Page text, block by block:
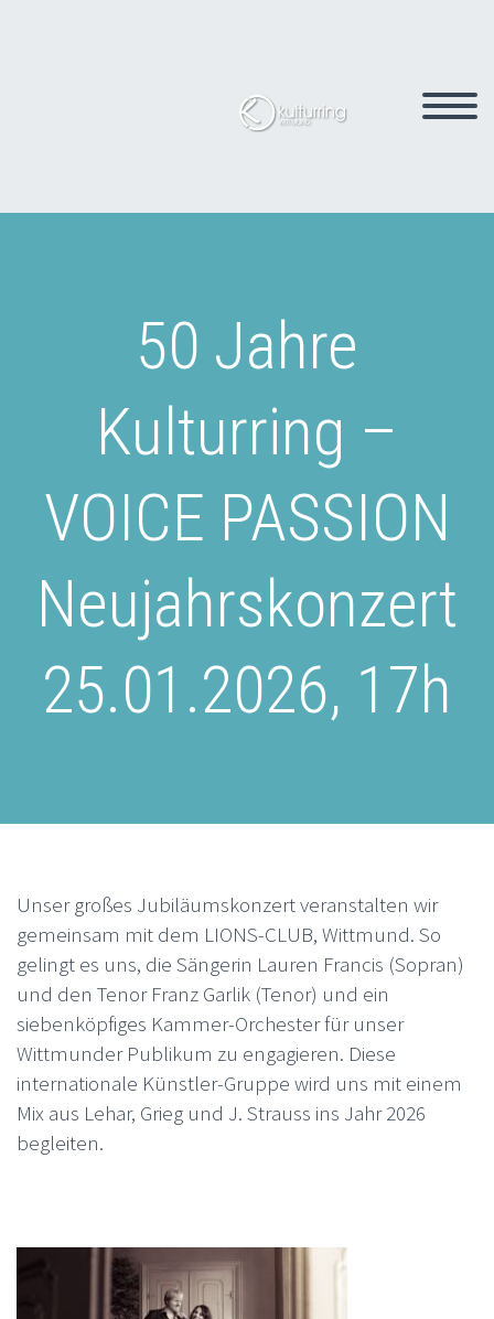
50 Jahre
Kulturring –
VOICE PASSION
Neujahrskonzert
25.01.2026, 17h
Unser großes Jubiläumskonzert veranstalten wir
gemeinsam mit dem LIONS-CLUB, Wittmund. So
gelingt es uns, die Sängerin Lauren Francis (Sopran)
und den Tenor Franz Garlik (Tenor) und ein
siebenköpfiges Kammer-Orchester für unser
Wittmunder Publikum zu engagieren. Diese
internationale Künstler-Gruppe wird uns mit einem
Mix aus Lehar, Grieg und J. Strauss ins Jahr 2026
begleiten.